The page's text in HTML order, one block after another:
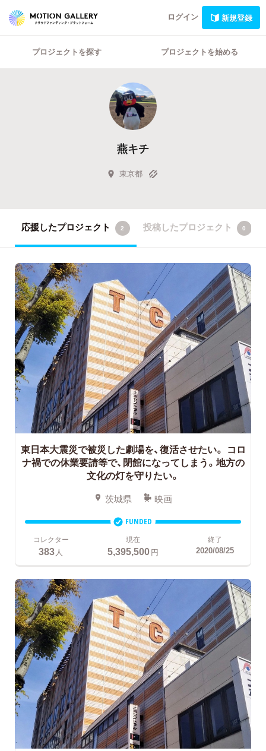
ログイン 新規登録
プロジェクトを探す プロジェクトを始める
燕キチ
東京都
応援したプロジェクト 2 投稿したプロジェクト 0
東日本大震災で被災した劇場を、復活させたい。 コロ
ナ禍での休業要請等で、閉館になってしまう。地方の
文化の灯を守りたい。
茨城県 映画
FUNDED
コレクター
383 人
現在
5,395,500円
終了
2020/08/25